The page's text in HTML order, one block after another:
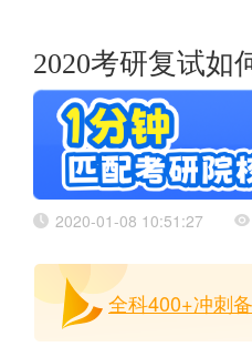
2020考研复试如
2020-01-08 10:51:27
全科400+冲刺